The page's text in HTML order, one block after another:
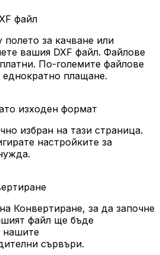
файл
за качване или
вашия DXF файл. Файлове
По-големите файлове
плащане.
изходен формат
избран на тази страница.
настройките за
Конвертиране, за да започне
файл ще бъде
нашите
сървъри.